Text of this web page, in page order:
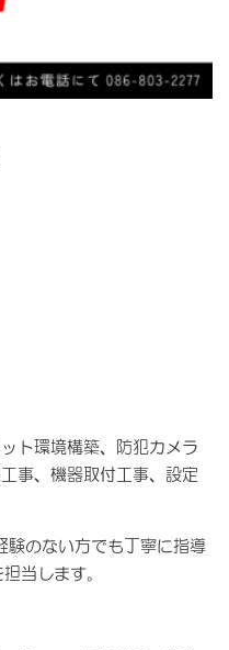
ト環境構築、防犯カメラ
事、機器取付工事、設定
のない方でも丁寧に指導
当します。